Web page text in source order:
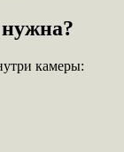
камеры: